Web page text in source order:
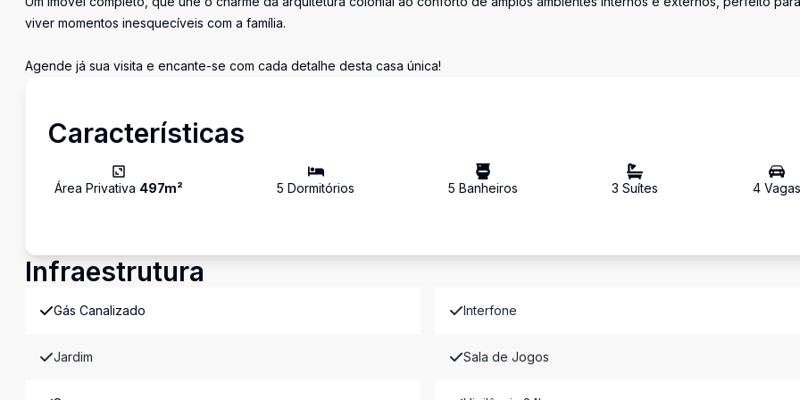
viver momentos inesquecíveis com a família.
Agende já sua visita e encante-se com cada detalhe desta casa única!
Características
Área Privativa 497m² 5 Dormitórios 5 Banheiros 3 Suítes 4Vagas
Infraestrutura
Gás Canalizado Interfone
Jardim Sala de Jogos